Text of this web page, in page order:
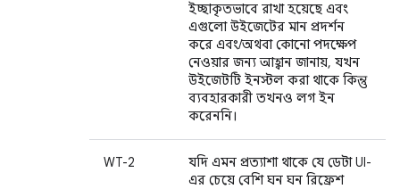
ইচ্ছাকৃতভাবে রাখা হয়েছে এবং
এগুলো উইজেটের মান প্রদর্শন
করে এবং/অথবা কোনো পদক্ষেপ
নেওয়ার জন্য আহ্বান জানায়, যখন
উইজেটটি ইনস্টল করা থাকে কিন্তু
ব্যবহারকারী তখনও লগ ইন
করেননি।
WT-2
যদি এমন প্রত্যাশা থাকে যে ডেটা UI-
এর চেয়ে বেশি ঘন ঘন রিফ্রেশ